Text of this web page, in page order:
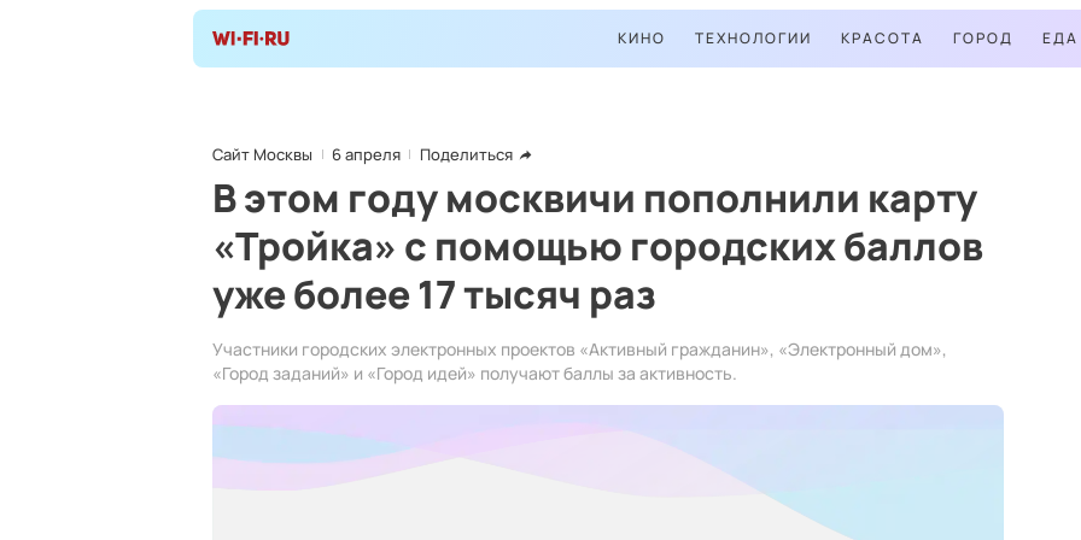
КИНО ТЕХНОЛОГИИ КРАСОТА ГОРОД ЕДА
Сайт Москвы 6 апреля Поделиться
В этом году москвичи пополнили карту
«Тройка» с помощью городских баллов
уже более 17 тысяч раз
Участники городских электронных проектов «Активный гражданин», «Электронный дом»,
«Город заданий» и «Город идей» получают баллы за активность.